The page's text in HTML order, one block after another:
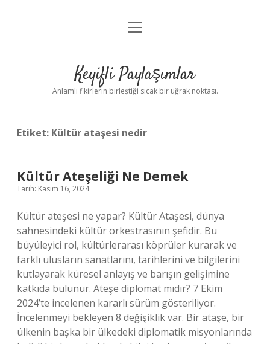
Anasayfa
Yasal Uyarı
menüyü
Keyifli Paylaşımlar
Anlamlı fikirlerin birleştiği sıcak bir uğrak noktası.
Etiket: Kültür ataşesi nedir
Kültür Ateşeliği Ne Demek
Tarih: Kasım 16, 2024
Kültür ateşesi ne yapar? Kültür Ataşesi, dünya
sahnesindeki kültür orkestrasının şefidir. Bu
büyüleyici rol, kültürlerarası köprüler kurarak ve
farklı ulusların sanatlarını, tarihlerini ve bilgilerini
kutlayarak küresel anlayış ve barışın gelişimine
katkıda bulunur. Ateşe diplomat mıdır? 7 Ekim
2024’te incelenen kararlı sürüm gösteriliyor.
İncelenmeyi bekleyen 8 değişiklik var. Bir ataşe, bir
ülkenin başka bir ülkedeki diplomatik misyonlarında